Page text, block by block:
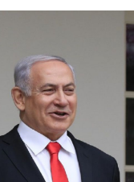
وقت قصير من هجوم
كما أوقفت عدة
إسرائيل ولبنان
في المنطقة، بعد
طهران، ومقتل مسؤول
على بيروت أواخر تموز
وأعلنت شركة